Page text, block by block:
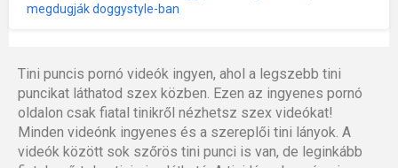
megdugják doggystyle-ban
Tini puncis pornó videók ingyen, ahol a legszebb tini
puncikat láthatod szex közben. Ezen az ingyenes pornó
oldalon csak fiatal tinikről nézhetsz szex videókat!
Minden videónk ingyenes és a szereplői tini lányok. A
videók között sok szőrös tini punci is van, de leginkább